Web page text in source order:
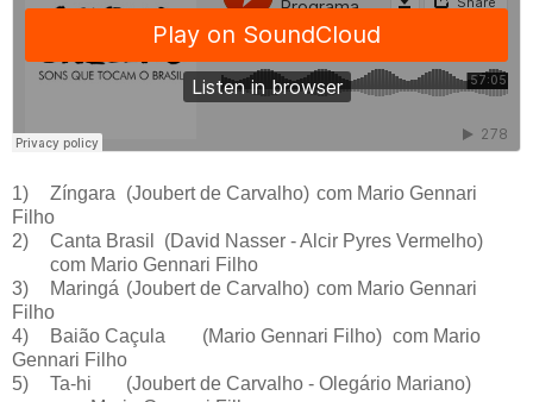
1) Zíngara (Joubert de Carvalho) com Mario Gennari
Filho
2)
Canta Brasil
(David Nasser - Alcir Pyres Vermelho)
com Mario Gennari Filho
3)
Maringá (Joubert de Carvalho) com Mario Gennari
Filho
4)
Baião Caçula (Mario Gennari Filho) com Mario
Gennari Filho
5)
Ta-hi
(Joubert de Carvalho - Olegário Mariano)